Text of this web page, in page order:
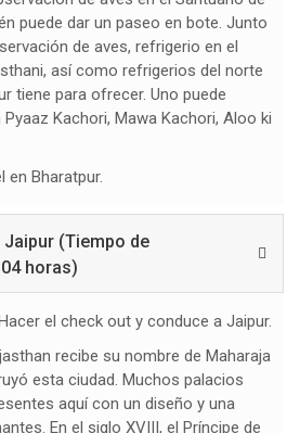
puede dar un paseo en bote. Junto
de aves, refrigerio en el
así como refrigerios del norte
tiene para ofrecer. Uno puede
Kachori, Mawa Kachori, Aloo ki
en Bharatpur.
Jaipur (Tiempo de
horas)
el check out y conduce a Jaipur.
recibe su nombre de Maharaja
esta ciudad. Muchos palacios
aquí con un diseño y una
En el siglo XVIII, el Príncipe de